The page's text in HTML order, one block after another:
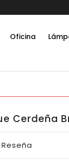
Oficina
Cerdeña